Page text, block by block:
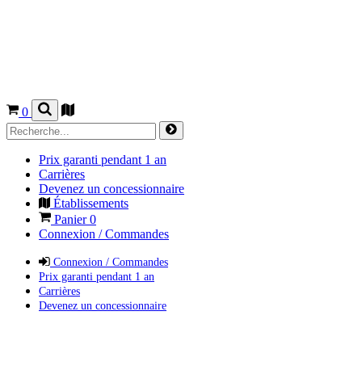
0
Prix garanti pendant 1 an
Carrières
Devenez un concessionnaire
Établissements
Panier0
Connexion / Commandes
Connexion / Commandes
Prix garanti pendant 1 an
Carrières
Devenez un concessionnaire